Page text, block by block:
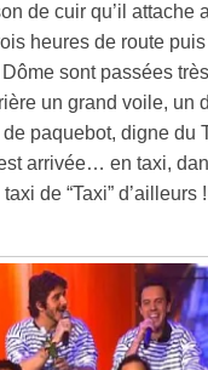
de cuir qu’il attache
heures de route puis
sont passées
un grand voile, un
paquebot, digne du
arrivée… en taxi,
de “Taxi” d’ailleurs !